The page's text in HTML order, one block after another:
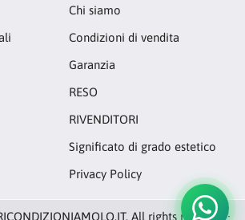
Chi siamo
Condizioni di vendita
Garanzia
RESO
RIVENDITORI
Significato di grado estetico
Privacy Policy
All rights reserved ·